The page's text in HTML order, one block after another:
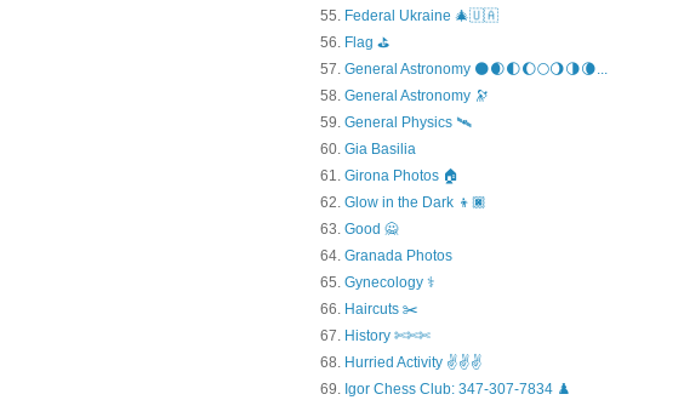
Federal Ukraine 🎄🇺🇦
Flag ⛳
General Astronomy 🌑🌒🌓🌔🌕🌖🌗🌘...
General Astronomy 🔭
General Physics 🛰
Gia Basilia
Girona Photos 🏠
Glow in the Dark 👦🏿
Good 🙅
Granada Photos
Gynecology ⚕️
Haircuts ✂️
History ✄✄✄
Hurried Activity ✌✌✌
Igor Chess Club: 347-307-7834 ♟️